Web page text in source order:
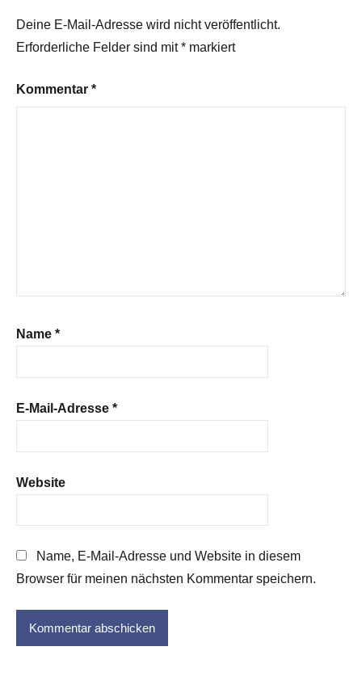
Deine E-Mail-Adresse wird nicht veröffentlicht.
Erforderliche Felder sind mit* markiert
Kommentar *
Name *
E-Mail-Adresse *
Website
Name, E-Mail-Adresse und Website in diesem
Browser für meinen nächsten Kommentar speichern.